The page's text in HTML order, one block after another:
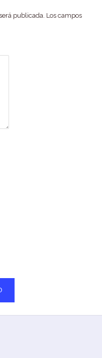
publicada. Los campos